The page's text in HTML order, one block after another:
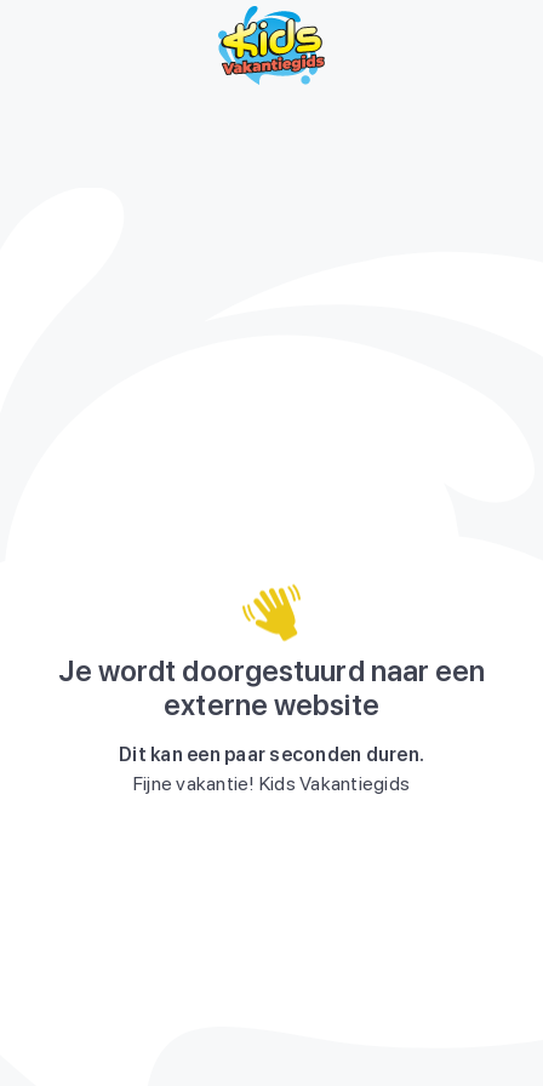
Je wordt doorgestuurd naar een
externe website
Dit kan een paar seconden duren.
Fijne vakantie! Kids Vakantiegids